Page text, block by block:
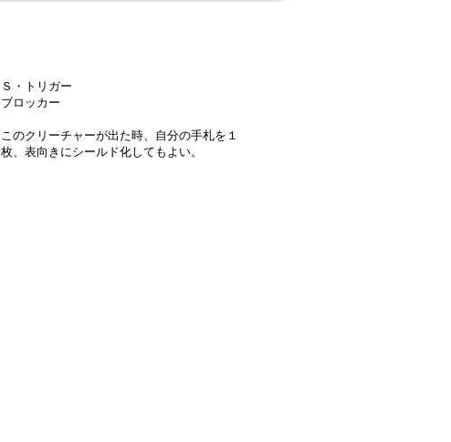
Ｓ・トリガー
ブロッカー
このクリーチャーが出た時、自分の手札を１
枚、表向きにシールド化してもよい。